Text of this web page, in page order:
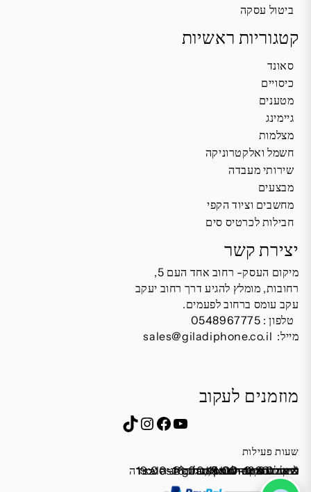
ביטול עסקה
קטגוריות ראשיות
סאונד
כיסויים
מטענים
גיימינג
מצלמות
חשמל ואלקטרוניקה
שירותי מעבדה
מבצעים
מחשבים וציוד הקפי
חבילות לכרטיס סים
יצירת קשר
מיקום העסק- רחוב אחד העם 5,
רחובות, מומלץ להגיע דרך רחוב יעקב
עקב עומס ברחוב לפעמים.
טלפון : 0548967775
מייל: sales@giladiphone.co.il
מוזמנים לעקוב
YouTube
Facebook
Instagram
TikTok
שעות פעילות
כתובת: אחד העם 5, רחובות
א׳-ה׳ 19:00-16:00,14:00-9:30
שישי 9:00-13:00
שבת סגור
מייל:sales@giladiphone.co.il
מיקום חנייה: יש אפשרות לחניה צמודה
לחנות התקשרו ואדאג לזה.
*נא להתקשר לפני הגעה